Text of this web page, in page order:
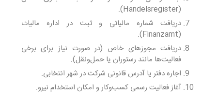
(Handelsregister).
دریافت شماره مالیاتی و ثبت در اداره مالیات
(Finanzamt).
دریافت مجوزهای خاص (در صورت نیاز برای برخی
فعالیت‌ها مانند رستوران یا حمل‌ونقل).
اجاره دفتر یا آدرس قانونی شرکت در شهر انتخابی.
آغاز فعالیت رسمی کسب‌وکار و امکان استخدام نیرو.